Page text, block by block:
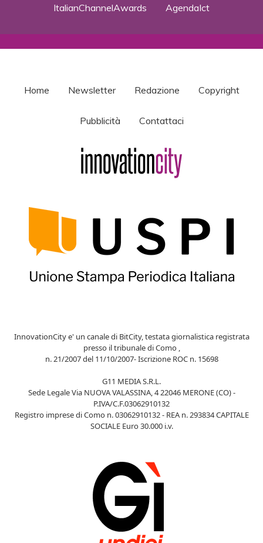
ItalianChannelAwards
AgendaIct
Home Newsletter Redazione Copyright
Pubblicità Contattaci
InnovationCity e' un canale di BitCity, testata giornalistica registrata
presso il tribunale di Como ,
n. 21/2007 del 11/10/2007- Iscrizione ROC n. 15698
G11 MEDIA S.R.L.
Sede Legale Via NUOVA VALASSINA, 4 22046 MERONE (CO) -
P.IVA/C.F.03062910132
Registro imprese di Como n. 03062910132 - REA n. 293834 CAPITALE
SOCIALE Euro 30.000 i.v.